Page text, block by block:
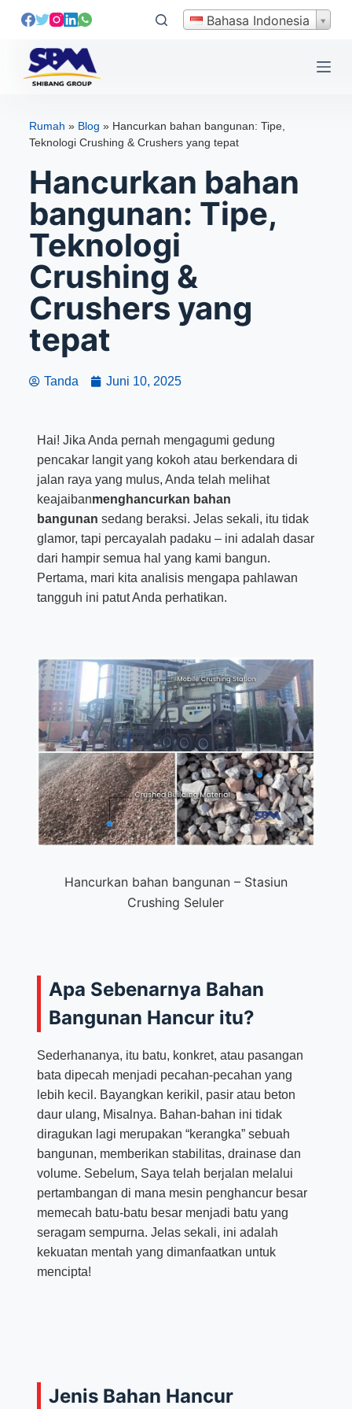
L
Bahasa Indonesia
Rumah » Blog » Hancurkan bahan bangunan: Tipe,
Teknologi Crushing & Crushers yang tepat
Hancurkan bahan
bangunan: Tipe,
Teknologi
Crushing &
Crushers yang
tepat
Tanda Juni 10, 2025
Hai! Jika Anda pernah mengagumi gedung
pencakar langit yang kokoh atau berkendara di
jalan raya yang mulus, Anda telah melihat
keajaibanmenghancurkan bahan
bangunan sedang beraksi. Jelas sekali, itu tidak
glamor, tapi percayalah padaku – ini adalah dasar
dari hampir semua hal yang kami bangun.
Pertama, mari kita analisis mengapa pahlawan
tangguh ini patut Anda perhatikan.
Hancurkan bahan bangunan – Stasiun
Crushing Seluler
Apa Sebenarnya Bahan
Bangunan Hancur itu?
Sederhananya, itu batu, konkret, atau pasangan
bata dipecah menjadi pecahan-pecahan yang
lebih kecil. Bayangkan kerikil, pasir atau beton
daur ulang, Misalnya. Bahan-bahan ini tidak
diragukan lagi merupakan “kerangka” sebuah
bangunan, memberikan stabilitas, drainase dan
volume. Sebelum, Saya telah berjalan melalui
pertambangan di mana mesin penghancur besar
memecah batu-batu besar menjadi batu yang
seragam sempurna. Jelas sekali, ini adalah
kekuatan mentah yang dimanfaatkan untuk
mencipta!
Jenis Bahan Hancur